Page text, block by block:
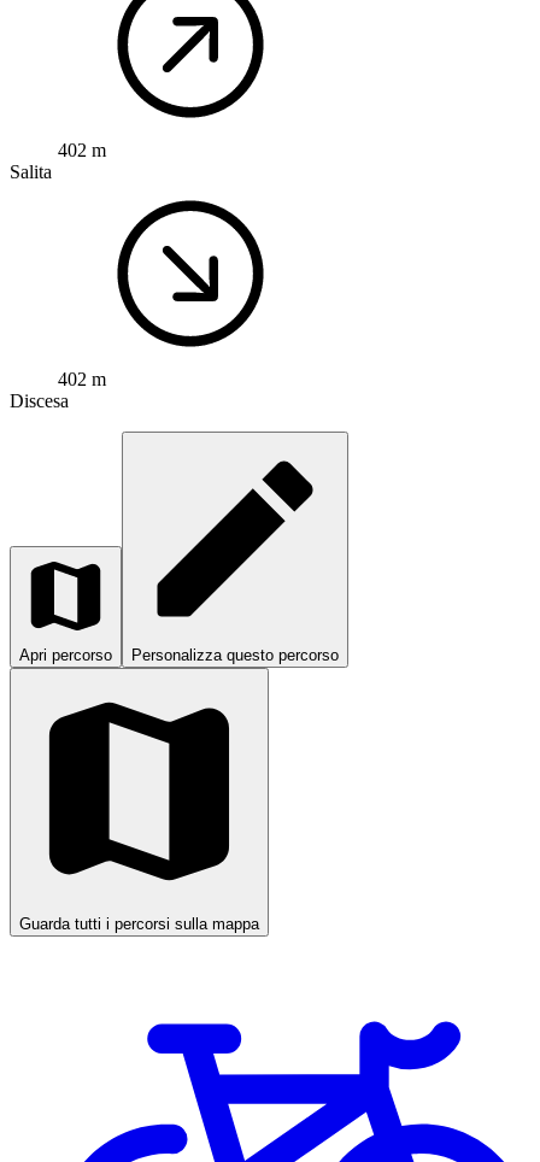
402 m
Salita
402 m
Discesa
Apri percorso Personalizza questo percorso
Guarda tutti i percorsi sulla mappa